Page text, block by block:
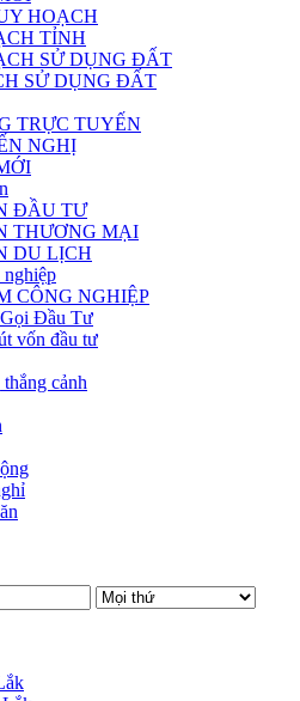
HOẠCH
TỈNH
SỬ DỤNG ĐẤT
SỬ DỤNG ĐẤT
TRỰC TUYẾN
NGHỊ
ĐẦU TƯ
THƯƠNG MẠI
DU LỊCH
CÔNG NGHIỆP
Đầu Tư
vốn đầu tư
cảnh